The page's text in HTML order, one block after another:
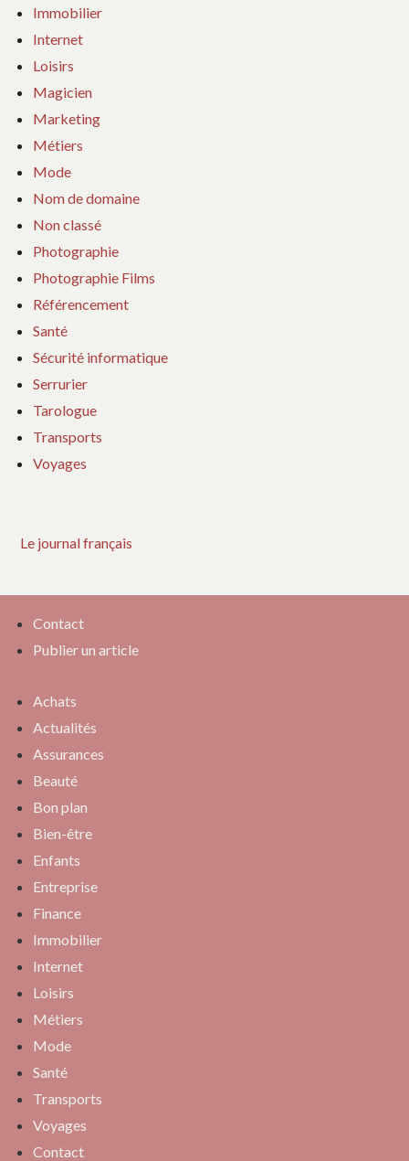
Immobilier
Internet
Loisirs
Magicien
Marketing
Métiers
Mode
Nom de domaine
Non classé
Photographie
Photographie Films
Référencement
Santé
Sécurité informatique
Serrurier
Tarologue
Transports
Voyages
Le journal français
Contact
Publier un article
Achats
Actualités
Assurances
Beauté
Bon plan
Bien-être
Enfants
Entreprise
Finance
Immobilier
Internet
Loisirs
Métiers
Mode
Santé
Transports
Voyages
Contact